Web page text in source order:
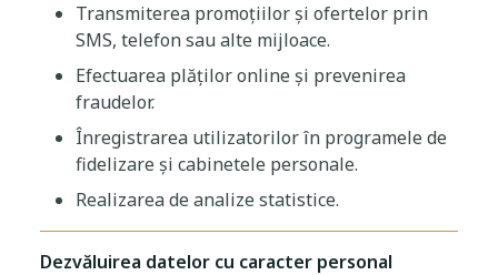
Transmiterea promoțiilor și ofertelor prin
SMS, telefon sau alte mijloace.
Efectuarea plăților online și prevenirea
fraudelor.
Înregistrarea utilizatorilor în programele de
fidelizare și cabinetele personale.
Realizarea de analize statistice.
Dezvăluirea datelor cu caracter personal